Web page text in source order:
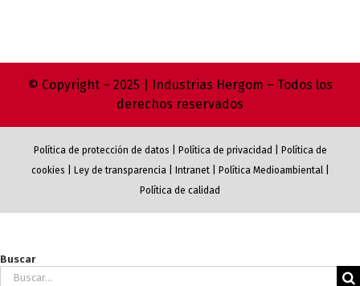
© Copyright – 2025 | Industrias Hergom – Todos los
derechos reservados
Política de protección de datos Política de privacidad
Política de
cookies
Ley de transparencia| Intranet| Política Medioambiental|
Política de calidad
Buscar
Buscar: